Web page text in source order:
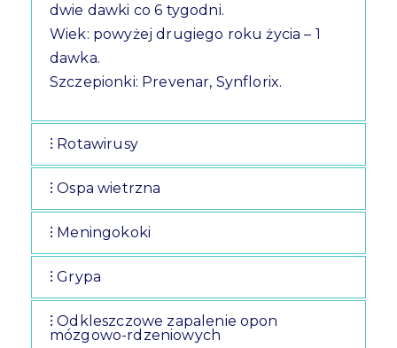
dwie dawki co 6 tygodni.
Wiek: powyżej drugiego roku życia – 1
dawka.
Szczepionki: Prevenar, Synflorix.
Rotawirusy
Ospa wietrzna
Meningokoki
Grypa
Odkleszczowe zapalenie opon
mózgowo-rdzeniowych